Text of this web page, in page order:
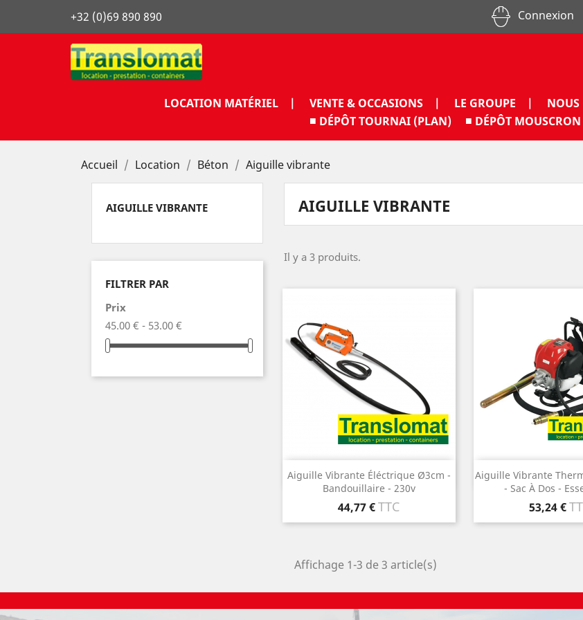
+32 (0)69 890 890 Connexion
LOCATION MATÉRIEL | VENTE & OCCASIONS | LE GROUPE |
■ DÉPÔT TOURNAI (PLAN)
■ DÉPÔT
Accueil Location Béton Aiguille vibrante
AIGUILLE VIBRANTE
FILTRER PAR
Prix
45.00 € - 53.00 €
AIGUILLE VIBRANTE
Il y a 3 produits.
Aiguille Vibrante Éléctrique Ø3cm -
Bandouillaire - 230v
Prix
44,77 €TTC
Aperçu rapide
Aiguille Vibrante
- Sac À Dos -
Prix
53,24 €
Aperçu
Affichage 1-3 de 3 article(s)